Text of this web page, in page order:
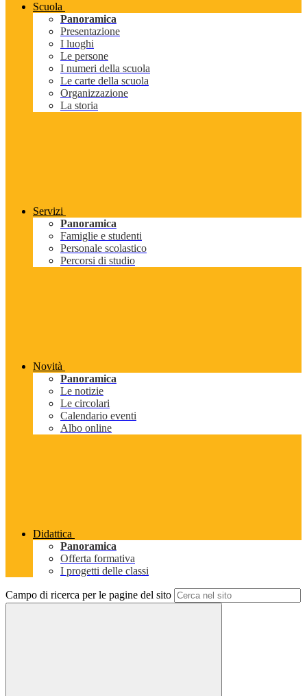
Scuola
Panoramica
Presentazione
I luoghi
Le persone
I numeri della scuola
Le carte della scuola
Organizzazione
La storia
Servizi
Panoramica
Famiglie e studenti
Personale scolastico
Percorsi di studio
Novità
Panoramica
Le notizie
Le circolari
Calendario eventi
Albo online
Didattica
Panoramica
Offerta formativa
I progetti delle classi
Campo di ricerca per le pagine del sito